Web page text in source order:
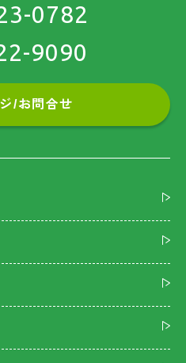
0782
9090
/お問合せ